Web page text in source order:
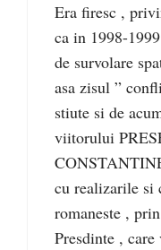
Era firesc ,
ca in 1998-
de survolare
asa zisul ”
stiute si de
viitorului
cu realizarile si
romaneste ,
Presdinte ,